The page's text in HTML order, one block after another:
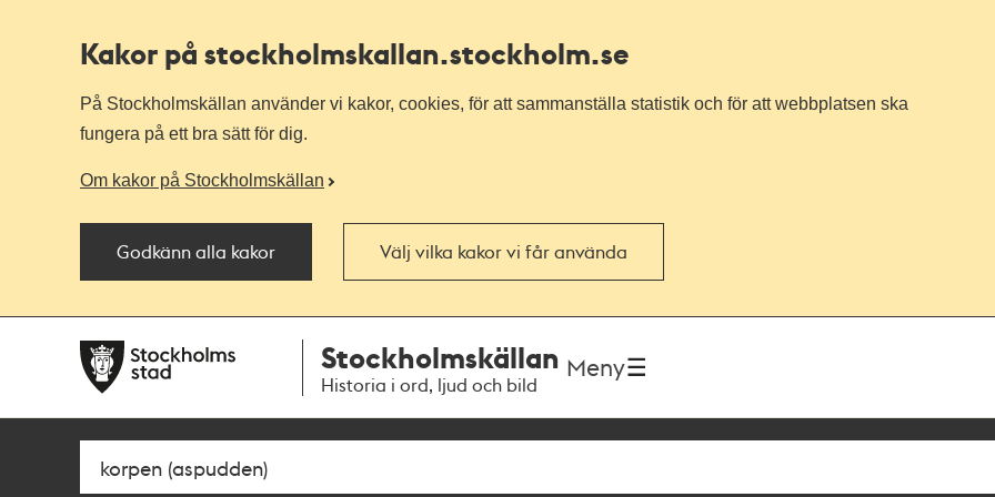
Kakor på stockholmskallan.stockholm.se
På Stockholmskällan använder vi kakor, cookies, för att sammanställa statistik och för att webbplatsen ska
fungera på ett bra sätt för dig.
Om kakor på Stockholmskällan
Godkänn alla kakor Välj vilka kakor vi får använda
navigationen
huvudinnehållet
Stockholmskällan
Historia i ord, ljud och bild
Meny
Sök